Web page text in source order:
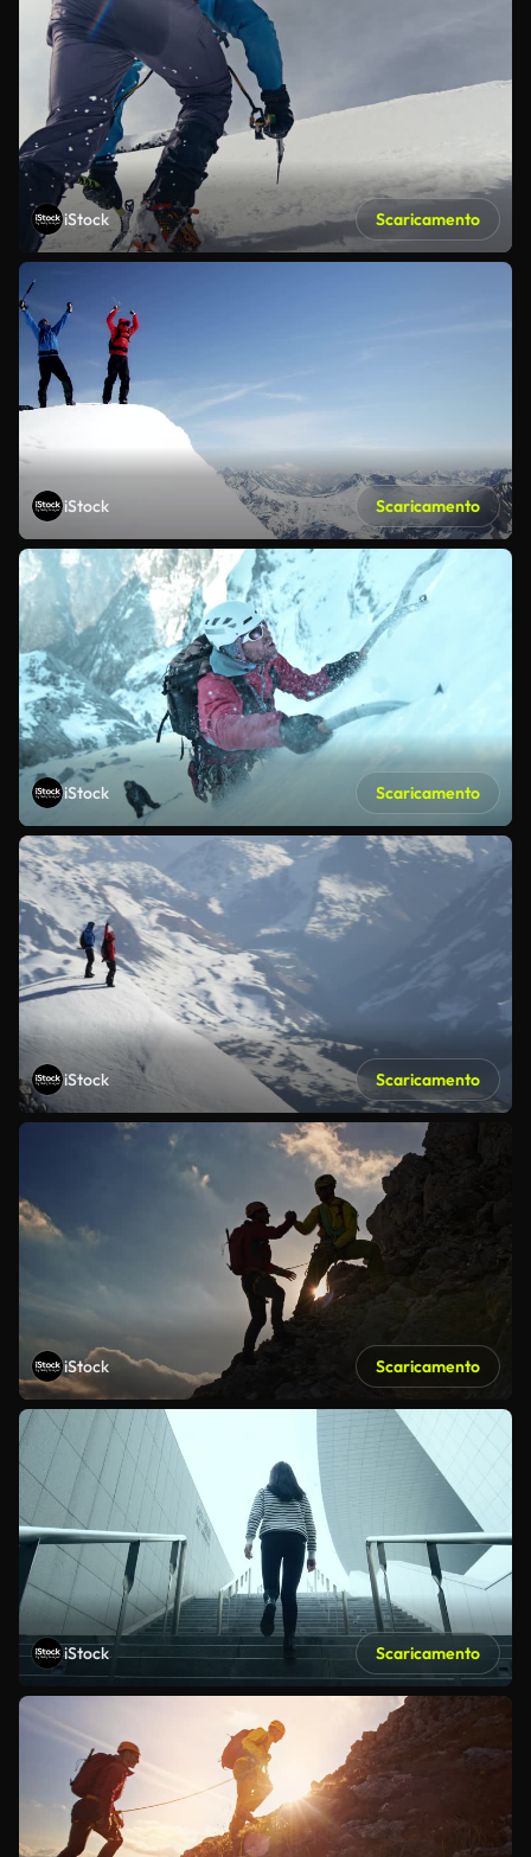
iStock Scaricamento
iStock Scaricamento
iStock Scaricamento
iStock Scaricamento
iStock Scaricamento
iStock Scaricamento